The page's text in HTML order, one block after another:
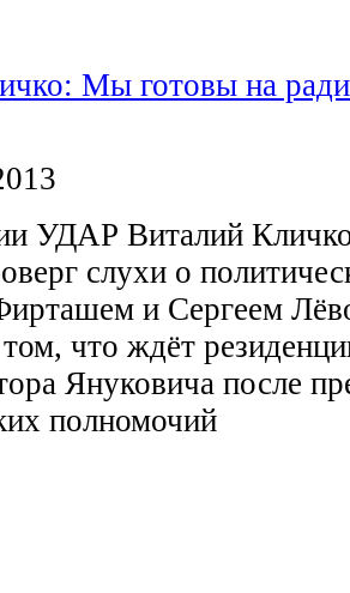
Мы готовы на
УДАР Виталий
слухи о
и Сергеем
том, что ждёт
Януковича после
полномочий